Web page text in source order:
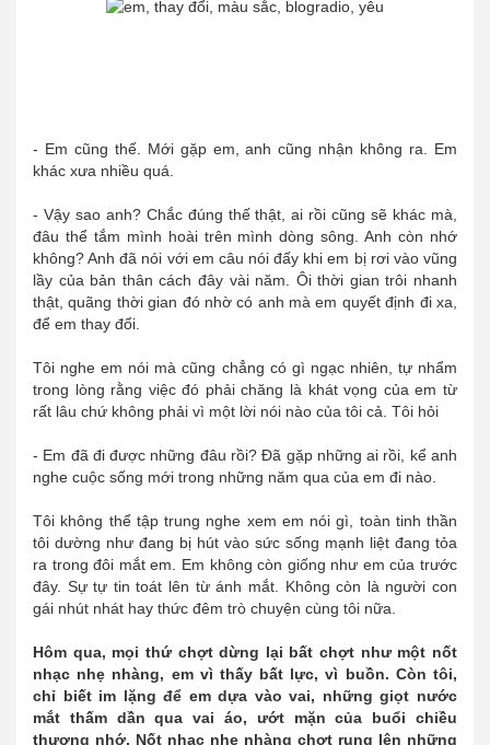
- Em cũng thế. Mới gặp em, anh cũng nhận không ra. Em
khác xưa nhiều quá.
- Vậy sao anh? Chắc đúng thế thật, ai rồi cũng sẽ khác mà,
đâu thể tắm mình hoài trên mình dòng sông. Anh còn nhớ
không? Anh đã nói với em câu nói đấy khi em bị rơi vào vũng
lầy của bản thân cách đây vài năm. Ôi thời gian trôi nhanh
thật, quãng thời gian đó nhờ có anh mà em quyết định đi xa,
để em thay đổi.
Tôi nghe em nói mà cũng chẳng có gì ngạc nhiên, tự nhẩm
trong lòng rằng việc đó phải chăng là khát vọng của em từ
rất lâu chứ không phải vì một lời nói nào của tôi cả. Tôi hỏi
- Em đã đi được những đâu rồi? Đã gặp những ai rồi, kể anh
nghe cuộc sống mới trong những năm qua của em đi nào.
Tôi không thể tập trung nghe xem em nói gì, toàn tinh thần
tôi dường như đang bị hút vào sức sống mạnh liệt đang tỏa
ra trong đôi mắt em. Em không còn giống như em của trước
đây. Sự tự tin toát lên từ ánh mắt. Không còn là người con
gái nhút nhát hay thức đêm trò chuyện cùng tôi nữa.
Hôm qua, mọi thứ chợt dừng lại bất chợt như một nốt
nhạc nhẹ nhàng, em vì thấy bất lực, vì buồn. Còn tôi,
chỉ biết im lặng để em dựa vào vai, những giọt nước
mắt thấm dần qua vai áo, ướt mặn của buổi chiều
thương nhớ. Nốt nhạc nhẹ nhàng chợt rung lên những